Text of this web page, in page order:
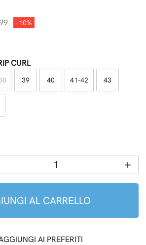
-10%
CURL
39 40 41-42 43
AL CARRELLO
AI PREFERITI